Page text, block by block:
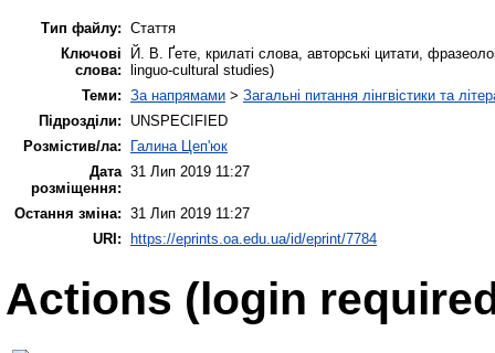
Тип файлу: Стаття
Ключові
слова:
Й. В. Ґете, крилаті слова, авторські цитати,
linguo-cultural studies)
Теми: За напрямами > Загальні питання лінгвістики та
Підрозділи:
UNSPECIFIED
Розмістив/ла:
Галина Цеп'юк
Дата
розміщення:
31 Лип 2019 11:27
Остання зміна: 31 Лип 2019 11:27
URI: https://eprints.oa.edu.ua/id/eprint/7784
Actions (login